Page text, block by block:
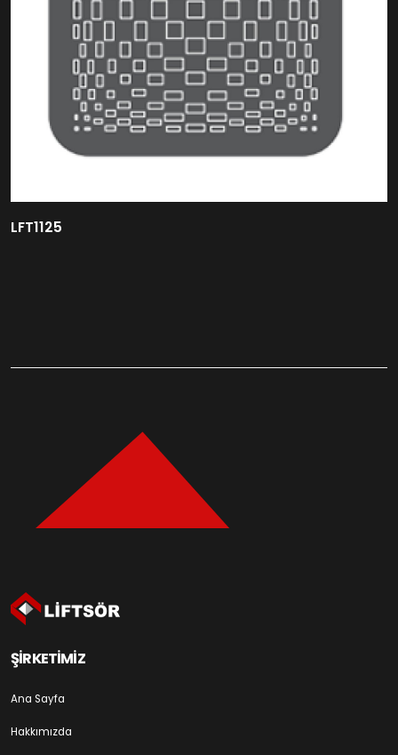
LFT1125
ŞİRKETİMİZ
Ana Sayfa
Hakkımızda